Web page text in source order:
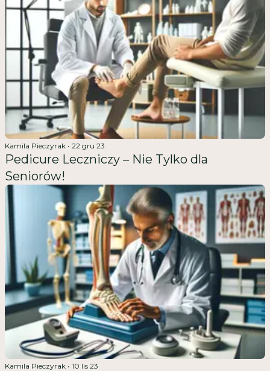
Kamila Pieczyrak • 22 gru 23
Pedicure Leczniczy – Nie Tylko dla
Seniorów!
Kamila Pieczyrak • 10 lis 23